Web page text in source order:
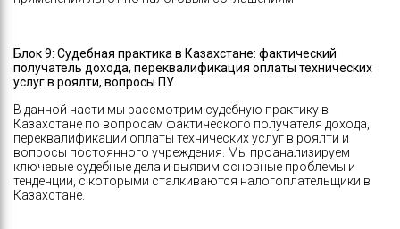
Блок 9: Судебная практика в Казахстане: фактический
получатель дохода, переквалификация оплаты технических
услуг в роялти, вопросы ПУ
В данной части мы рассмотрим судебную практику в
Казахстане по вопросам фактического получателя дохода,
переквалификации оплаты технических услуг в роялти и
вопросы постоянного учреждения. Мы проанализируем
ключевые судебные дела и выявим основные проблемы и
тенденции, с которыми сталкиваются налогоплательщики в
Казахстане.